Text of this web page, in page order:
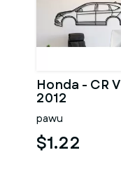
Honda - CR V
2012
pawu
$1.22